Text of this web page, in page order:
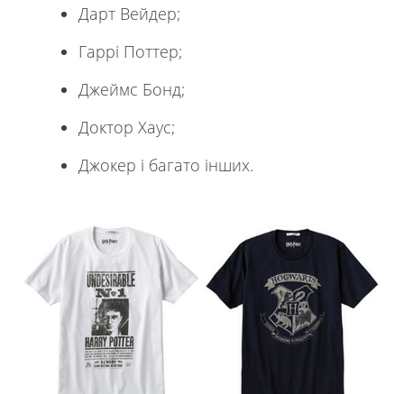
Дарт Вейдер;
Гаррі Поттер;
Джеймс Бонд;
Доктор Хаус;
Джокер і багато інших.